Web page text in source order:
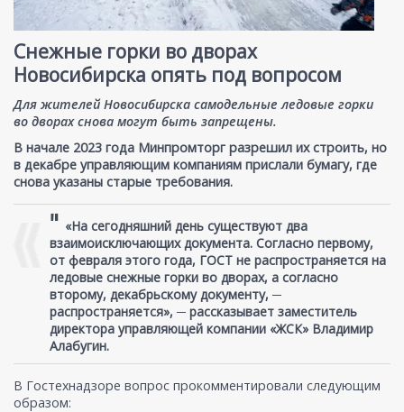
Снежные горки во дворах
Новосибирска опять под вопросом
Для жителей Новосибирска самодельные ледовые горки
во дворах снова могут быть запрещены.
В начале 2023 года Минпромторг разрешил их строить, но
в декабре управляющим компаниям прислали бумагу, где
снова указаны старые требования.
" «На сегодняшний день существуют два
взаимоисключающих документа. Согласно первому,
от февраля этого года, ГОСТ не распространяется на
ледовые снежные горки во дворах, а согласно
второму, декабрьскому документу, ─
распространяется», ─ рассказывает заместитель
директора управляющей компании «ЖСК» Владимир
Алабугин.
В Гостехнадзоре вопрос прокомментировали следующим
образом: